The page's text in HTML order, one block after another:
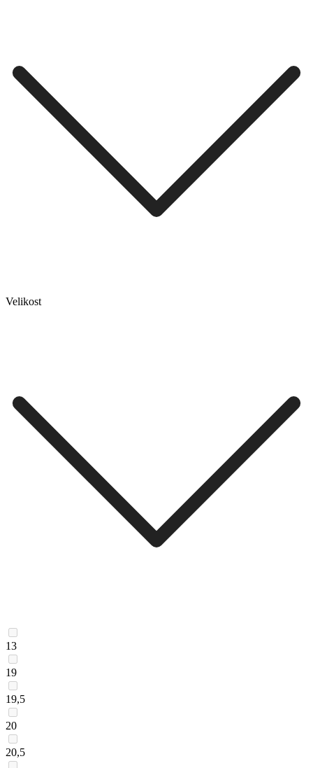
Velikost
13
19
19,5
20
20,5